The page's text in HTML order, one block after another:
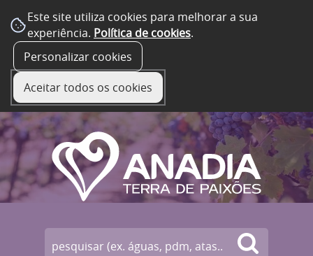
Este site utiliza cookies para melhorar a sua
experiência. Política de cookies.
Personalizar cookies
Aceitar todos os cookies